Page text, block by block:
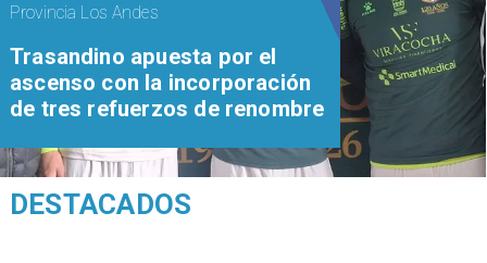
Provincia Los Andes
Trasandino apuesta por el
ascenso con la incorporación
de tres refuerzos de renombre
DESTACADOS